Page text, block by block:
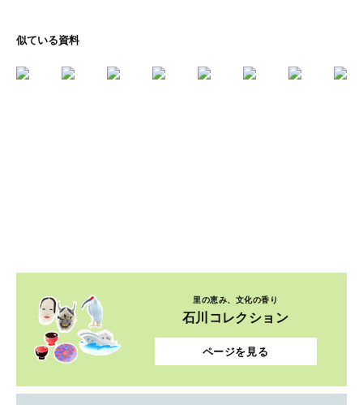
似ている資料
里の恵み、文化の香り
石川コレクション
ページを見る